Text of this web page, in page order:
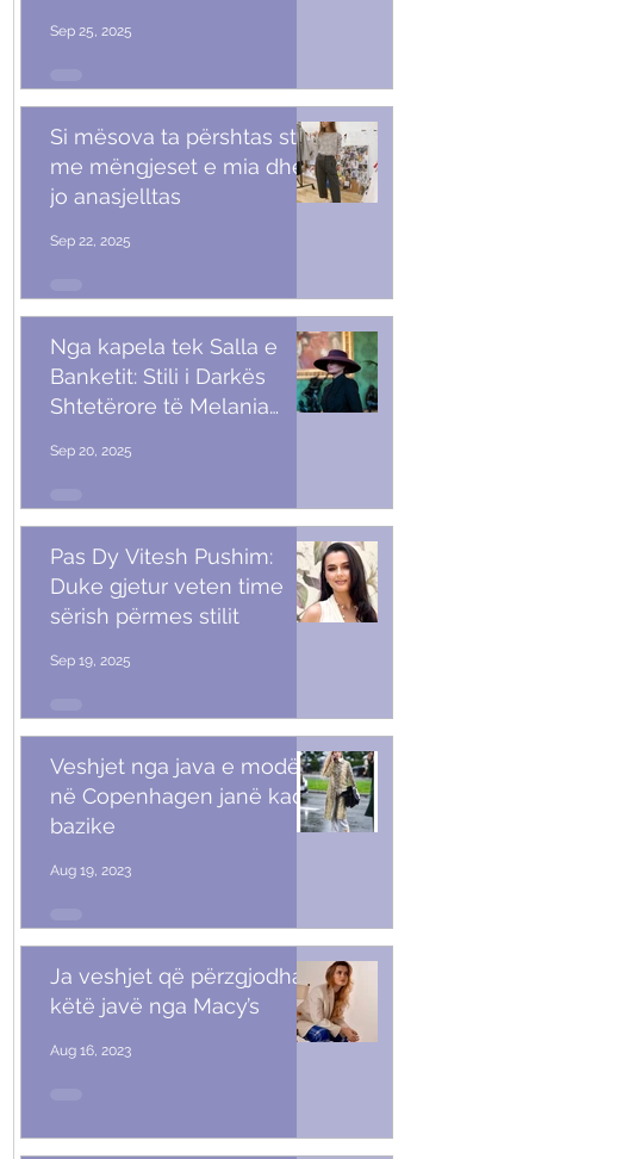
Sep 25, 2025
Si mësova ta përshtas stilin
me mëngjeset e mia dhe
jo anasjelltas
Sep 22, 2025
Nga kapela tek Salla e
Banketit: Stili i Darkës
Shtetërore të Melania
Sep 20, 2025
Pas Dy Vitesh Pushim:
Duke gjetur veten time
sërish përmes stilit
Sep 19, 2025
Veshjet nga java e modës
në Copenhagen janë kaq
bazike
Aug 19, 2023
Ja veshjet që përzgjodha
këtë javë nga Macy’s
Aug 16, 2023